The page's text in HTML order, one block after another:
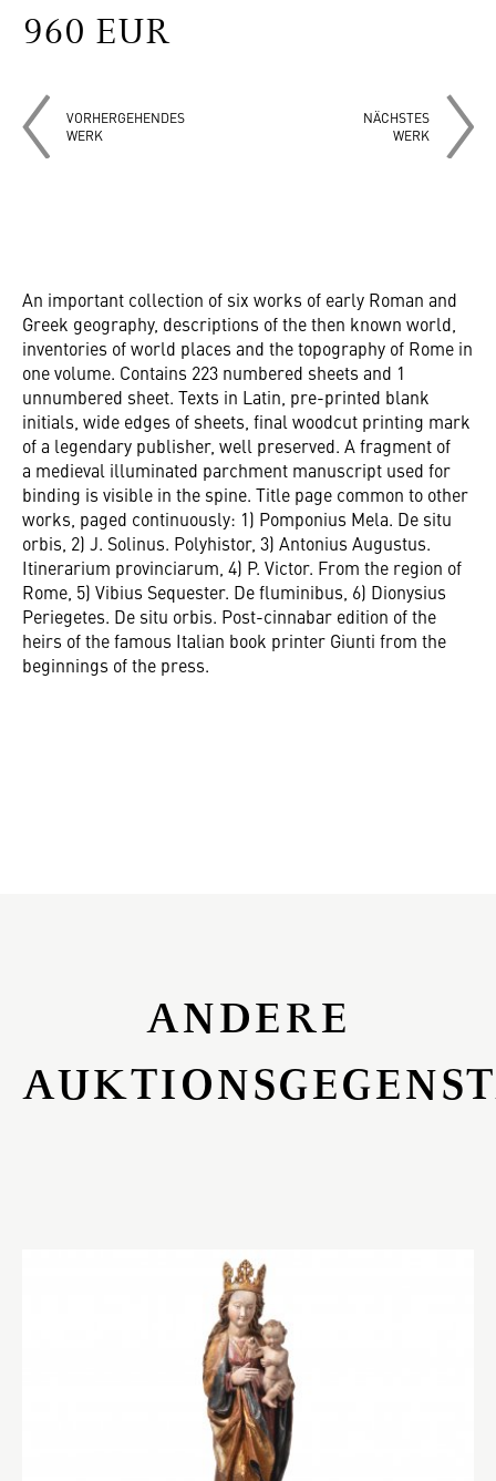
960 EUR
VORHERGEHENDES
WERK
NÄCHSTES
WERK
An important collection of six works of early Roman and
Greek geography, descriptions of the then known world,
inventories of world places and the topography of Rome in
one volume. Contains 223 numbered sheets and 1
unnumbered sheet. Texts in Latin, pre-printed blank
initials, wide edges of sheets, final woodcut printing mark
of a legendary publisher, well preserved. A fragment of
a medieval illuminated parchment manuscript used for
binding is visible in the spine. Title page common to other
works, paged continuously: 1) Pomponius Mela. De situ
orbis, 2) J. Solinus. Polyhistor, 3) Antonius Augustus.
Itinerarium provinciarum, 4) P. Victor. From the region of
Rome, 5) Vibius Sequester. De fluminibus, 6) Dionysius
Periegetes. De situ orbis. Post-cinnabar edition of the
heirs of the famous Italian book printer Giunti from the
beginnings of the press.
ANDERE